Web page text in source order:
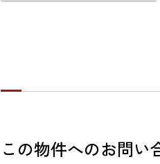
この物件へのお問い